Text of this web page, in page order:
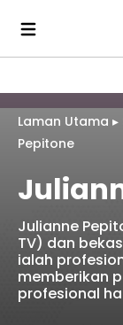
Laman Utama ▸
Pepitone
Julianne
TV) dan
ialah
memberikan
profesional